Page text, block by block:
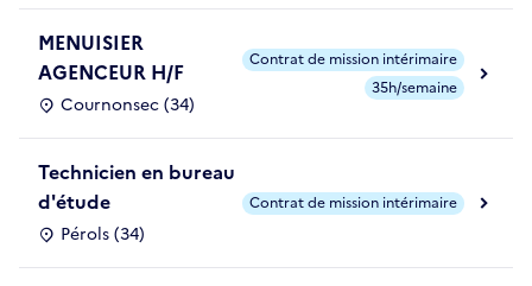
MENUISIER
AGENCEUR H/F
Cournonsec (34)
Contrat de mission intérimaire
35h/semaine
Technicien en bureau
d'étude
Pérols (34)
Contrat de mission intérimaire